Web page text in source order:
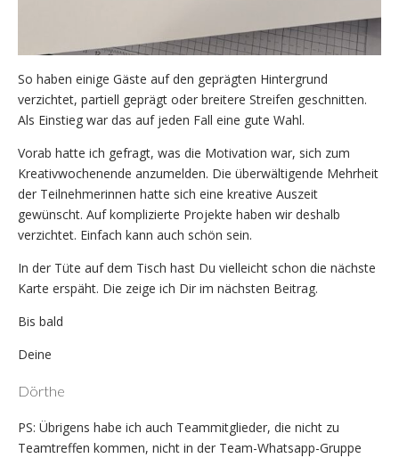
So haben einige Gäste auf den geprägten Hintergrund
verzichtet, partiell geprägt oder breitere Streifen geschnitten.
Als Einstieg war das auf jeden Fall eine gute Wahl.
Vorab hatte ich gefragt, was die Motivation war, sich zum
Kreativwochenende anzumelden. Die überwältigende Mehrheit
der Teilnehmerinnen hatte sich eine kreative Auszeit
gewünscht. Auf komplizierte Projekte haben wir deshalb
verzichtet. Einfach kann auch schön sein.
In der Tüte auf dem Tisch hast Du vielleicht schon die nächste
Karte erspäht. Die zeige ich Dir im nächsten Beitrag.
Bis bald
Deine
Dörthe
PS: Übrigens habe ich auch Teammitglieder, die nicht zu
Teamtreffen kommen, nicht in der Team-Whatsapp-Gruppe